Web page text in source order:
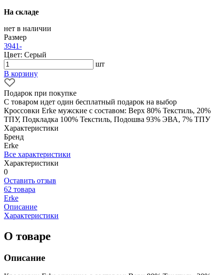
На складе
нет в наличии
Размер
3941-
Цвет: Серый
шт
В корзину
Подарок при покупке
С товаром идет один бесплатный подарок на выбор
Кроссовки Erke мужские с составом: Верх 80% Текстиль, 20%
ТПУ, Подкладка 100% Текстиль, Подошва 93% ЭВА, 7% ТПУ
Характеристики
Бренд
Erke
Все характеристики
Характеристики
0
Оставить отзыв
62 товара
Erke
Описание
Характеристики
О товаре
Описание